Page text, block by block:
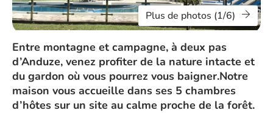
Plus de photos (1/6)
Entre montagne et campagne, à deux pas
d’Anduze, venez profiter de la nature intacte et
du gardon où vous pourrez vous baigner.Notre
maison vous accueille dans ses 5 chambres
d’hôtes sur un site au calme proche de la forêt.